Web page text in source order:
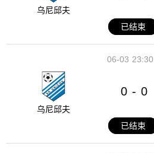
乌尼邱夫
已结束
23:30
06-03
乌尼邱夫
0 - 0
已结束